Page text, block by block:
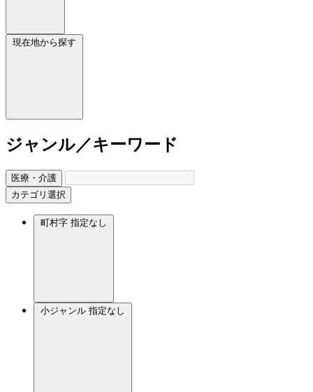
現在地から探す
ジャンル／キーワード
医療・介護
カテゴリ選択
町村字 指定なし
小ジャンル 指定なし